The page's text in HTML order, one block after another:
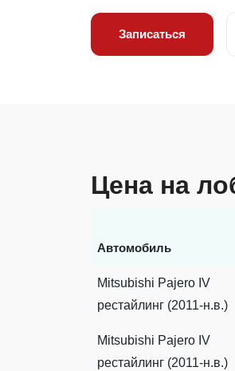
Записаться
Цена на
Автомобиль
Mitsubishi Pajero IV
рестайлинг (2011-н.в.)
Mitsubishi Pajero IV
рестайлинг (2011-н.в.)